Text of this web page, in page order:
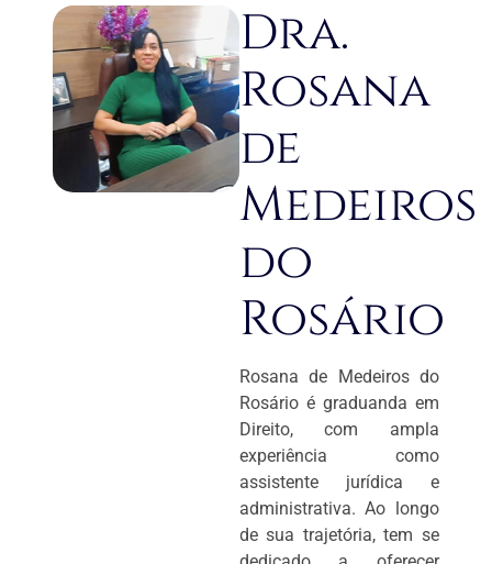
Dra.
Rosana
de
Medeiros
do
Rosário
Rosana de Medeiros do
Rosário é graduanda em
Direito, com ampla
experiência como
assistente jurídica e
administrativa. Ao longo
de sua trajetória, tem se